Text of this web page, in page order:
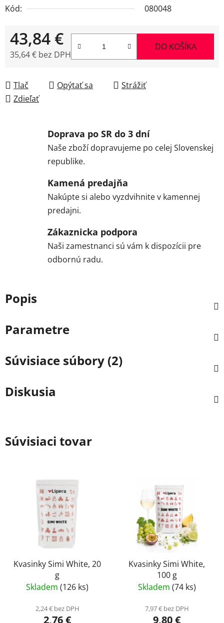
Kód:
080048
43,84 €
35,64 € bez DPH
DO KOŠÍKA
Tlač Opýtať sa
Strážiť
Zdieľať
Doprava po SR do 3 dní
Naše zboží dopravujeme po celej Slovenskej
republike.
Kamená predajňa
Nakúpte si alebo vyzdvihnite v kamennej
predajni.
Zákaznicka podpora
Naši zamestnanci sú vám k dispozícii pre
odbornú radu.
Popis
Parametre
Súvisiace súbory (2)
Diskusia
Súvisiaci tovar
Kvasinky Simi White, 20
g
Skladem (126 ks)
2,24 € bez DPH
2,76 €
Kvasinky Simi White,
100 g
Skladem (74 ks)
7,97 € bez DPH
9,80 €